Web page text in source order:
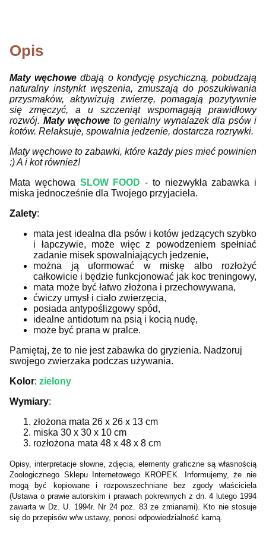
Opis
Maty węchowedbają o kondycję psychiczną, pobudzają
naturalny instynkt węszenia, zmuszają do poszukiwania
przysmaków, aktywizują zwierzę, pomagają pozytywnie
się zmęczyć, a u szczeniąt wspomagają prawidłowy
rozwój. Maty węchowe to genialny wynalazek dla psów i
kotów. Relaksuje, spowalnia jedzenie, dostarcza rozrywki.
Maty węchowe to zabawki, które każdy pies mieć powinien
:) A i kot również!
Mata węchowa SLOW FOOD - to niezwykła zabawka i
miska jednocześnie dla Twojego przyjaciela.
Zalety:
mata jest idealna dla psów i kotów jedzących szybko
i łapczywie, może więc z powodzeniem spełniać
zadanie misek spowalniających jedzenie,
można ją uformować w miskę albo rozłożyć
całkowicie i będzie funkcjonować jak koc treningowy,
mata może być łatwo złożona i przechowywana,
ćwiczy umysł i ciało zwierzęcia,
posiada antypoślizgowy spód,
idealne antidotum na psią i kocią nudę,
może być prana w pralce.
Pamiętaj, że to nie jest zabawka do gryzienia. Nadzoruj
swojego zwierzaka podczas używania.
Kolor: zielony
Wymiary:
złożona mata 26 x 26 x 13 cm
miska 30 x 30 x 10 cm
rozłożona mata 48 x 48 x 8 cm
Opisy, interpretacje słowne, zdjęcia, elementy graficzne są własnością
Zoologicznego Sklepu Internetowego KROPEK. Informujemy, że nie
mogą być kopiowane i rozpowszechniane bez zgody właściciela
(Ustawa o prawie autorskim i prawach pokrewnych z dn. 4 lutego 1994
zawarta w Dz. U. 1994r. Nr 24 poz. 83 ze zmianami). Kto nie stosuje
się do przepisów w/w ustawy, ponosi odpowiedzialność karną.